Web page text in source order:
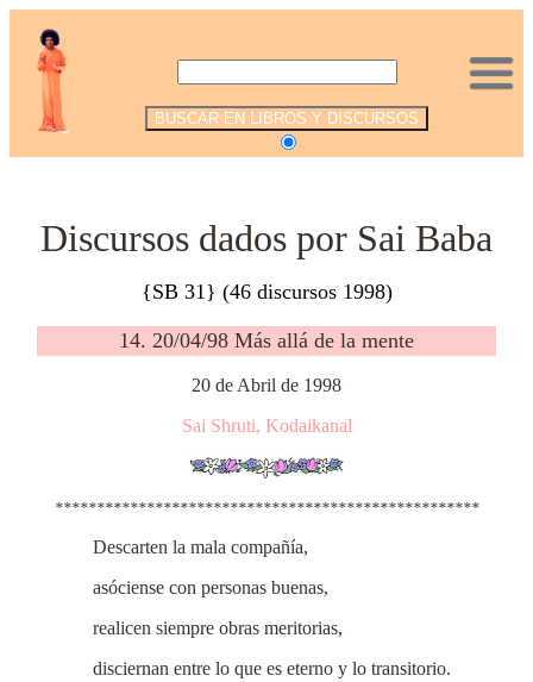
Discursos dados por Sai Baba
{SB 31} (46 discursos 1998)
14. 20/04/98 Más allá de la mente
20 de Abril de 1998
Sai Shruti, Kodaikanal
***************************************************
Descarten la mala compañía,
asóciense con personas buenas,
realicen siempre obras meritorias,
disciernan entre lo que es eterno y lo transitorio.